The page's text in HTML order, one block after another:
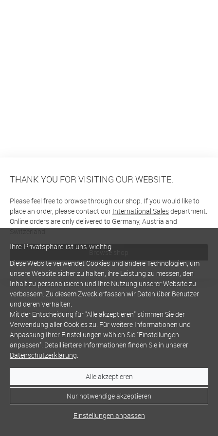
THANK YOU FOR VISITING OUR WEBSITE.
Please feel free to browse through our shop. If you would like to
place an order, please contact our International Salesdepartment.
Online orders are only delivered to Germany, Austria and
Switzerland
Browse shop
Ihre Privatsphäre ist uns wichtig
Diese Website verwendet Cookies und andere Technologien, um
unsere Website sicher zu halten, ihre Leistung zu messen, den
Inhalt zu personalisieren und Ihre Nutzung unserer Website zu
verbessern. Zu diesem Zweck erfassen wir Daten über Benutzer
und deren Verhalten.
Mit der Entscheidung für "Alle akzeptieren" stimmen Sie der
Verwendung aller Cookies zu. Für weitere Informationen und
Anpassung Ihrer Einstellungen wählen Sie "Einstellungen
anpassen". Detailliertere Informationen finden Sie in unserer
Datenschutzerklärung.
Alle akzeptieren
Nur notwendige akzeptieren
Einstellungen anpassen